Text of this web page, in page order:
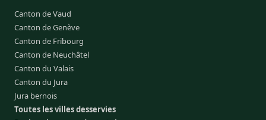
Canton de Vaud
Canton de Genève
Canton de Fribourg
Canton de Neuchâtel
Canton du Valais
Canton du Jura
Jura bernois
Toutes les villes desservies